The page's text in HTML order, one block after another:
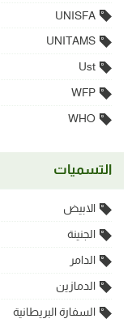
UNISFA
UNITAMS
Ust
WFP
WHO
التسميات
الابيض
الجنينة
الدامر
الدمازين
السفارة البريطانية